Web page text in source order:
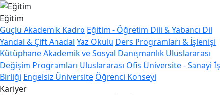
Eğitim
Güçlü Akademik Kadro Eğitim - Öğretim Dili & Yabancı Dil
Yandal & Çift Anadal Yaz Okulu Ders Programları & İşlenişi
KütüphaneAkademik ve Sosyal Danışmanlık Uluslararası
Değişim Programları Uluslararası Ofis Üniversite - Sanayi İş
Birliği Engelsiz Üniversite Öğrenci Konseyi
Kariyer